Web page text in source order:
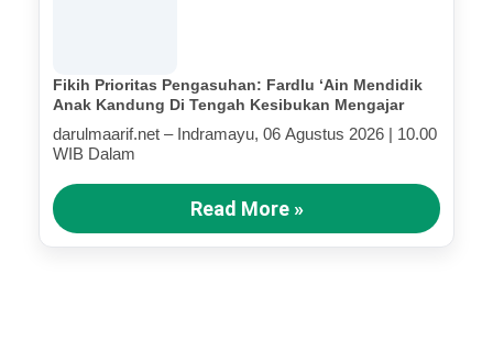
Fikih Prioritas Pengasuhan: Fardlu ‘Ain Mendidik
Anak Kandung Di Tengah Kesibukan Mengajar
darulmaarif.net – Indramayu, 06 Agustus 2026 | 10.00
WIB Dalam
Read More »